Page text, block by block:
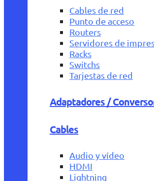
Cables de red
Punto de acceso
Routers
Servidores de
Racks
Switchs
Tarjestas de red
Adaptadores /
Cables
Audio y vídeo
HDMI
Lightning